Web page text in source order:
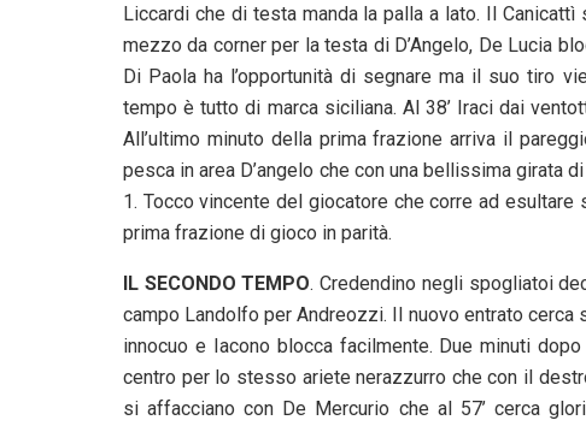
Liccardi che di testa manda la palla a lato. Il
mezzo da corner per la testa di D’Angelo, De Lucia
Di Paola ha l’opportunità di segnare ma il suo tiro
tempo è tutto di marca siciliana. Al 38’ Iraci dai
All’ultimo minuto della prima frazione arriva il
pesca in area D’angelo che con una bellissima girata
1. Tocco vincente del giocatore che corre ad
prima frazione di gioco in parità.
IL SECONDO TEMPO. Credendino negli spogliatoi
campo Landolfo per Andreozzi. Il nuovo entrato
innocuo e Iacono blocca facilmente. Due minuti
centro per lo stesso ariete nerazzurro che con il
si affacciano con De Mercurio che al 57’ cerca